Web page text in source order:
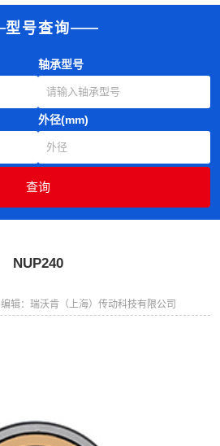
型号查询
轴承型号
外径(mm)
NUP240
编辑：瑞沃肯（上海）传动科技有限公司